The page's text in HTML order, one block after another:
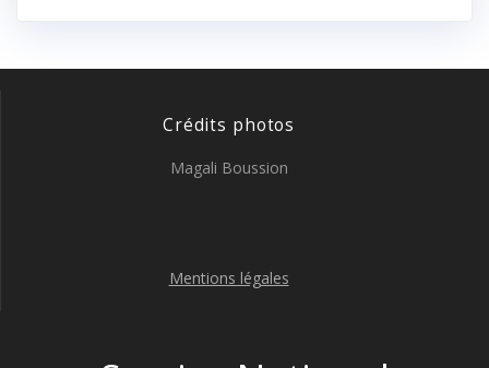
Crédits photos
Magali Boussion
Mentions légales